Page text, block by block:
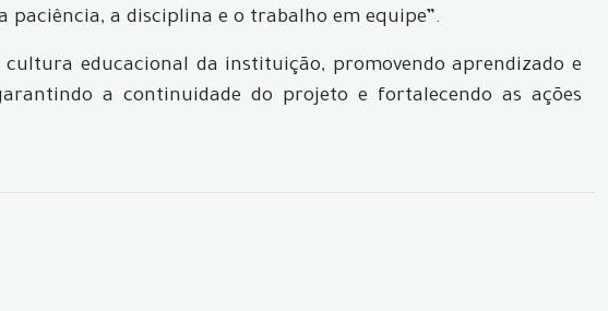
paciência, a disciplina e o trabalho em equipe”.
educacional da instituição, promovendo aprendizado e
a continuidade do projeto e fortalecendo as ações